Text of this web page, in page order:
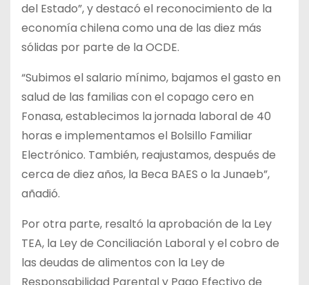
del Estado”, y destacó el reconocimiento de la
economía chilena como una de las diez más
sólidas por parte de la OCDE.
“Subimos el salario mínimo, bajamos el gasto en
salud de las familias con el copago cero en
Fonasa, establecimos la jornada laboral de 40
horas e implementamos el Bolsillo Familiar
Electrónico. También, reajustamos, después de
cerca de diez años, la Beca BAES o la Junaeb”,
añadió.
Por otra parte, resaltó la aprobación de la Ley
TEA, la Ley de Conciliación Laboral y el cobro de
las deudas de alimentos con la Ley de